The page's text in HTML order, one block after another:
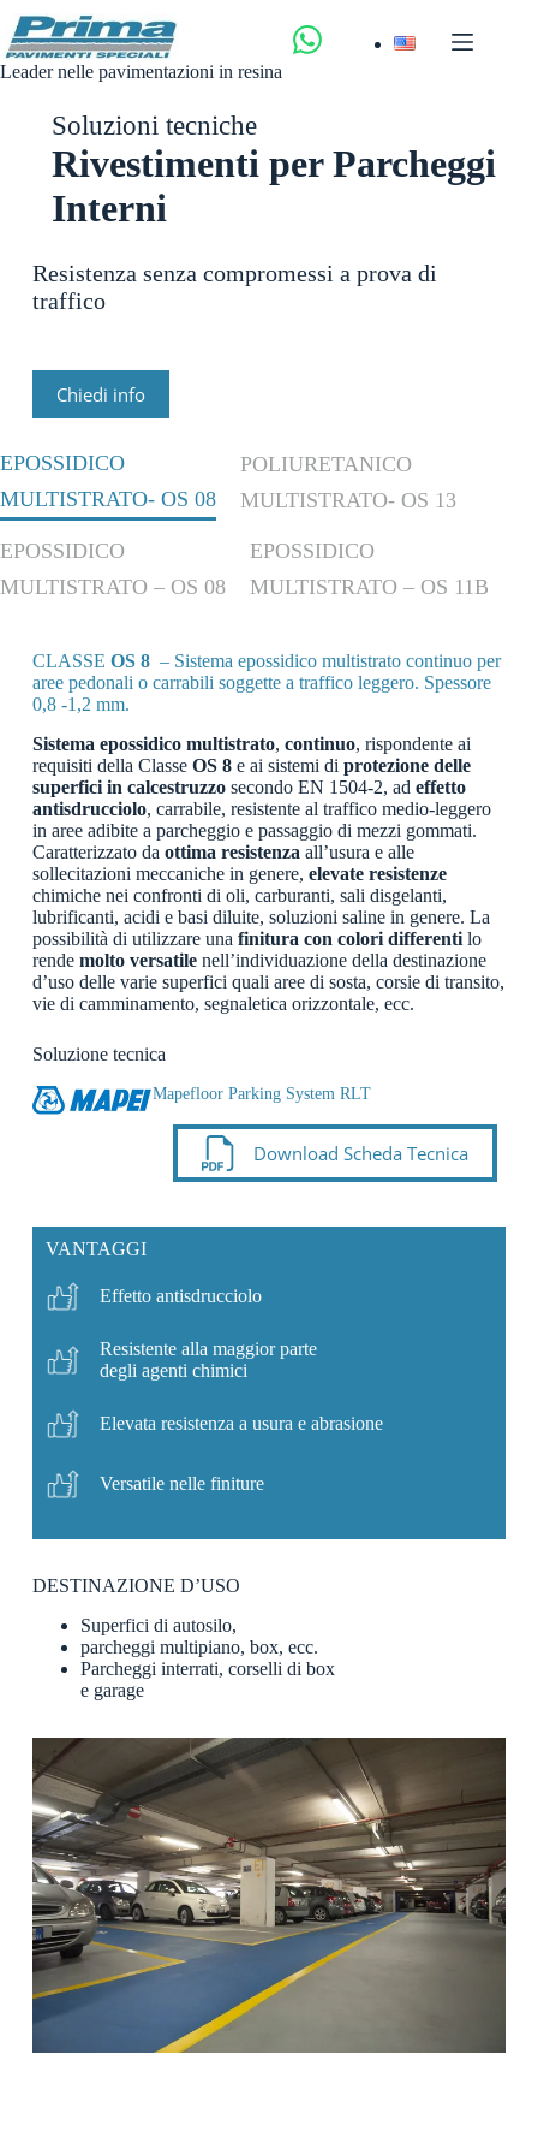
contenuto
Leader nelle pavimentazioni in resina
Soluzioni tecniche
Rivestimenti per Parcheggi
Interni
Resistenza senza compromessi a prova di
traffico
Chiedi info
EPOSSIDICO
MULTISTRATO- OS 08
POLIURETANICO
MULTISTRATO- OS 13
EPOSSIDICO
MULTISTRATO – OS 08
EPOSSIDICO
MULTISTRATO – OS 11B
CLASSE OS 8 – Sistema epossidico multistrato continuo per
aree pedonali o carrabili soggette a traffico leggero. Spessore
0,8 -1,2 mm.
Sistema epossidico multistrato, continuo, rispondente ai
requisiti della Classe OS 8e ai sistemi di protezione delle
superfici in calcestruzzosecondo EN 1504-2, ad effetto
antisdrucciolo, carrabile, resistente al traffico medio-leggero
in aree adibite a parcheggio e passaggio di mezzi gommati.
Caratterizzato da ottima resistenza all’usura e alle
sollecitazioni meccaniche in genere, elevate resistenze
chimiche nei confronti di oli, carburanti, sali disgelanti,
lubrificanti, acidi e basi diluite, soluzioni saline in genere. La
possibilità di utilizzare una finitura con colori differentilo
rendemolto versatilenell’individuazione della destinazione
d’uso delle varie superfici quali aree di sosta, corsie di transito,
vie di camminamento, segnaletica orizzontale, ecc.
Soluzione tecnica
Mapefloor Parking System RLT
Download Scheda Tecnica
VANTAGGI
Effetto antisdrucciolo
Resistente alla maggior parte
degli agenti chimici
Elevata resistenza a usura e abrasione
Versatile nelle finiture
DESTINAZIONE D’USO
Superfici di autosilo,
parcheggi multipiano, box, ecc.
Parcheggi interrati, corselli di box
e garage